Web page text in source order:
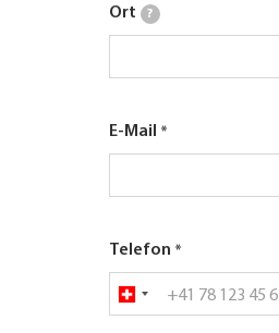
Ort ?
E-Mail
Telefon